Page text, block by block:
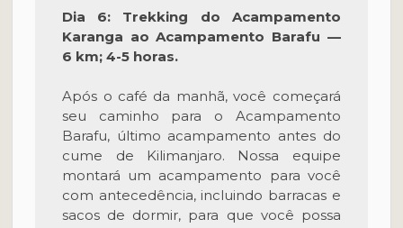
Dia 6: Trekking do Acampamento
Karanga ao Acampamento Barafu —
6 km; 4-5 horas.
Após o café da manhã, você começará
seu caminho para o Acampamento
Barafu, último acampamento antes do
cume de Kilimanjaro. Nossa equipe
montará um acampamento para você
com antecedência, incluindo barracas e
sacos de dormir, para que você possa